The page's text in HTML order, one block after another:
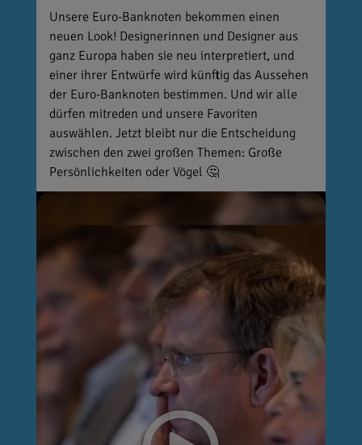
Unsere Euro-Banknoten bekommen einen
neuen Look! Designerinnen und Designer aus
ganz Europa haben sie neu interpretiert, und
einer ihrer Entwürfe wird künftig das Aussehen
der Euro-Banknoten bestimmen. Und wir alle
dürfen mitreden und unsere Favoriten
auswählen. Jetzt bleibt nur die Entscheidung
zwischen den zwei großen Themen: Große
Persönlichkeiten oder Vögel 🤔